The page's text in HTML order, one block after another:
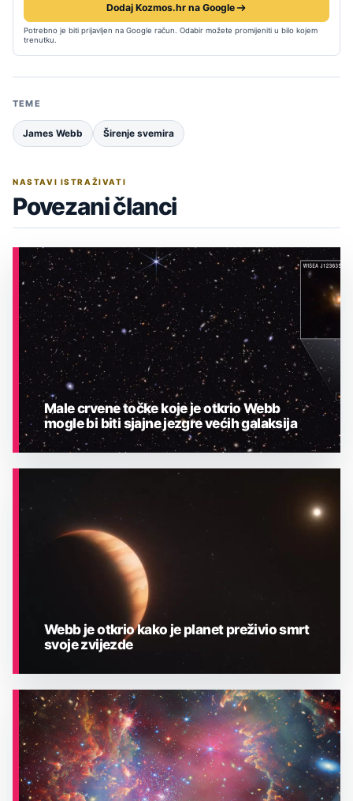
Dodaj Kozmos.hr na Google
Potrebno je biti prijavljen na Google račun. Odabir možete promijeniti u bilo kojem
trenutku.
TEME
James Webb Širenje svemira
NASTAVI ISTRAŽIVATI
Povezani članci
Male crvene točke koje je otkrio Webb
mogle bi biti sjajne jezgre većih galaksija
ASTRONOMIJA
Webb je otkrio kako je planet preživio smrt
svoje zvijezde